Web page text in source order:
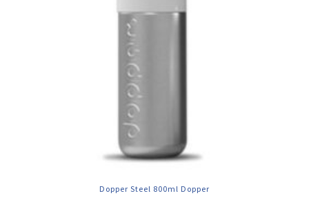
Dopper Steel 800ml Dopper